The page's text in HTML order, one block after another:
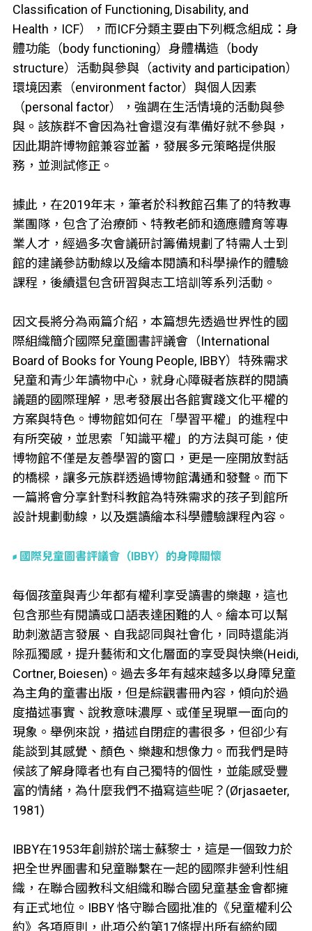
Classification of Functioning, Disability, and
Health，ICF），而ICF分類主要由下列概念組成：身
體功能（body functioning）身體構造（body
structure）活動與參與（activity and participation）
環境因素（environment factor）與個人因素
（personal factor），強調在生活情境的活動與參
與。該族群不會因為社會還沒有準備好就不參與，
因此期許博物館兼容並蓄，發展多元策略提供服
務，並測試修正。
據此，在2019年末，筆者於科教館召集了的特教專
業團隊，包含了治療師、特教老師和適應體育等專
業人才，經過多次會議研討籌備規劃了特需人士到
館的建議參訪動線以及繪本閱讀和科學操作的體驗
課程，後續還包含研習與志工培訓等系列活動。
因文長將分為兩篇介紹，本篇想先透過世界性的國
際組織簡介國際兒童圖書評議會（International
Board of Books for Young People, IBBY）特殊需求
兒童和青少年讀物中心，就身心障礙者族群的閱讀
議題的國際理解，思考發展出各館實踐文化平權的
方案與特色。博物館如何在「學習平權」的進程中
有所突破，並思索「知識平權」的方法與可能，使
博物館不僅是友善學習的窗口，更是一座開放對話
的橋樑，讓多元族群透過博物館溝通和發聲。而下
一篇將會分享針對科教館為特殊需求的孩子到館所
設計規劃動線，以及選讀繪本科學體驗課程內容。
國際兒童圖書評議會（IBBY）的身障關懷
每個孩童與青少年都有權利享受讀書的樂趣，這也
包含那些有閱讀或口語表達困難的人。繪本可以幫
助刺激語言發展、自我認同與社會化，同時還能消
除孤獨感，提升藝術和文化層面的享受與快樂(Heidi,
Cortner, Boiesen)。過去多年有越來越多以身障兒童
為主角的童書出版，但是綜觀書冊內容，傾向於過
度描述事實、說教意味濃厚、或僅呈現單一面向的
現象。舉例來說，描述自閉症的書很多，但卻少有
能談到其感覺、顏色、樂趣和想像力。而我們是時
候該了解身障者也有自己獨特的個性，並能感受豐
富的情緒，為什麼我們不描寫這些呢？(Ørjasaeter,
1981)
IBBY在1953年創辦於瑞士蘇黎士，這是一個致力於
把全世界圖書和兒童聯繫在一起的國際非營利性組
織，在聯合國教科文組織和聯合國兒童基金會都擁
有正式地位。IBBY 恪守聯合國批准的《兒童權利公
約》各項原則，此項公約第17條提出所有締約國